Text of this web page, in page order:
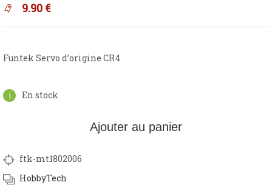
9.90 €
Funtek Servo d’origine CR4
En stock
Ajouter au panier
ftk-mt1802006
HobbyTech